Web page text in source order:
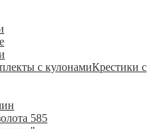
с кулонамиКрестики с
585